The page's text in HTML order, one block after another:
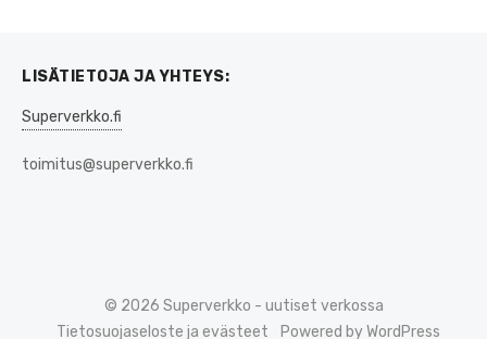
LISÄTIETOJA JA YHTEYS:
Superverkko.fi
toimitus@superverkko.fi
© 2026 Superverkko - uutiset verkossa
Tietosuojaseloste ja evästeet
Powered by WordPress